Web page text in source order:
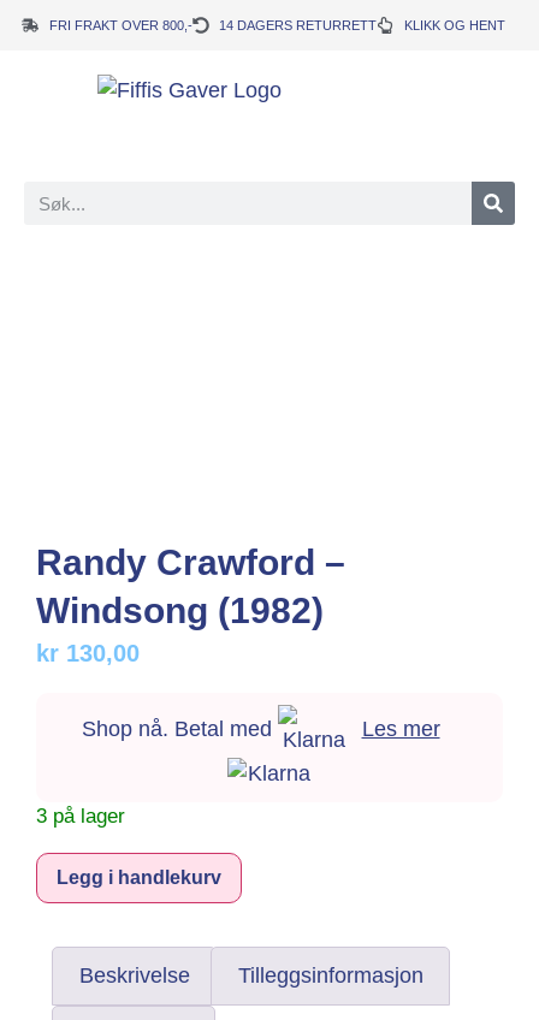
FRI FRAKT OVER 800,- 14 DAGERS RETURRETT KLIKK OG HENT
Randy Crawford –
Windsong (1982)
kr 130,00
Shop nå. Betal med Les mer
3 på lager
Legg i handlekurv
Beskrivelse Tilleggsinformasjon